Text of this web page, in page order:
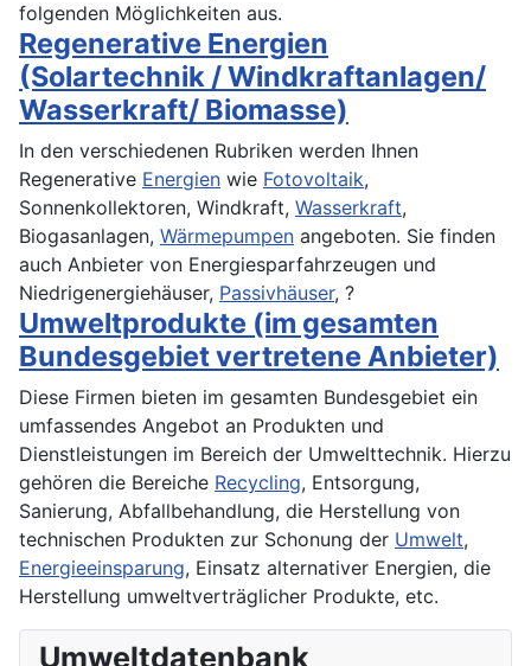
folgenden Möglichkeiten aus.
Regenerative Energien
(Solartechnik / Windkraftanlagen/
Wasserkraft/ Biomasse)
In den verschiedenen Rubriken werden Ihnen
Regenerative Energien wie Fotovoltaik,
Sonnenkollektoren, Windkraft, Wasserkraft,
Biogasanlagen, Wärmepumpen angeboten. Sie finden
auch Anbieter von Energiesparfahrzeugen und
Niedrigenergiehäuser, Passivhäuser, ?
Umweltprodukte (im gesamten
Bundesgebiet vertretene Anbieter)
Diese Firmen bieten im gesamten Bundesgebiet ein
umfassendes Angebot an Produkten und
Dienstleistungen im Bereich der Umwelttechnik. Hierzu
gehören die Bereiche Recycling, Entsorgung,
Sanierung, Abfallbehandlung, die Herstellung von
technischen Produkten zur Schonung der Umwelt,
Energieeinsparung, Einsatz alternativer Energien, die
Herstellung umweltverträglicher Produkte, etc.
Umweltdatenbank